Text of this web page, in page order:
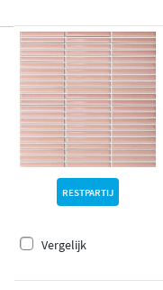
RESTPARTIJ
Vergelijk